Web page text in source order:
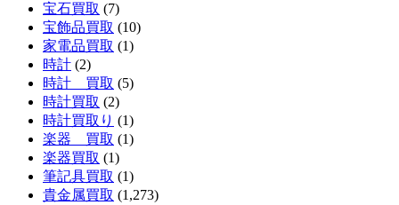
宝石買取 (7)
宝飾品買取 (10)
家電品買取 (1)
時計 (2)
時計 買取 (5)
時計買取 (2)
時計買取り (1)
楽器 買取 (1)
楽器買取 (1)
筆記具買取 (1)
貴金属買取 (1,273)